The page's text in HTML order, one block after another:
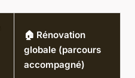
🏠 Rénovation
globale (parcours
accompagné)